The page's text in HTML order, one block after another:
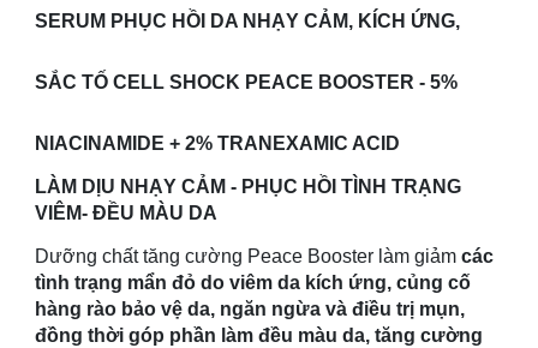
SERUM PHỤC HỒI DA NHẠY CẢM, KÍCH ỨNG,
SẮC TỐ CELL SHOCK PEACE BOOSTER - 5%
NIACINAMIDE + 2% TRANEXAMIC ACID
LÀM DỊU NHẠY CẢM - PHỤC HỒI TÌNH TRẠNG
VIÊM- ĐỀU MÀU DA
Dưỡng chất tăng cường Peace Booster làm giảm các
tình trạng mẩn đỏ do viêm da kích ứng, củng cố
hàng rào bảo vệ da, ngăn ngừa và điều trị mụn,
đồng thời góp phần làm đều màu da, tăng cường